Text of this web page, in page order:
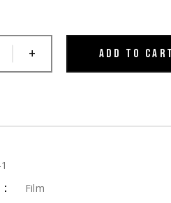
+ ADD TO CART
Film